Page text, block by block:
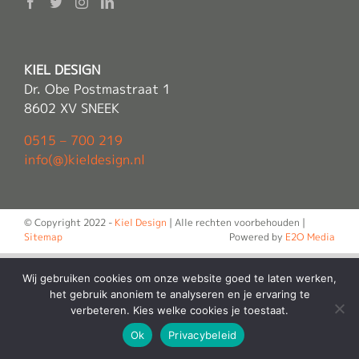
KIEL DESIGN
Dr. Obe Postmastraat 1
8602 XV SNEEK
0515 – 700 219
info(@)kieldesign.nl
© Copyright 2022 - Kiel Design | Alle rechten voorbehouden |
Sitemap
Powered by E2O Media
Wij gebruiken cookies om onze website goed te laten werken,
het gebruik anoniem te analyseren en je ervaring te
verbeteren. Kies welke cookies je toestaat.
Ok
Privacybeleid